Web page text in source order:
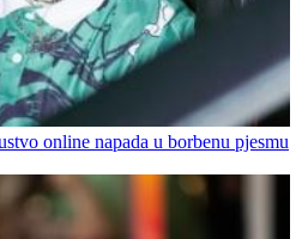
online napada u borbenu pjesmu